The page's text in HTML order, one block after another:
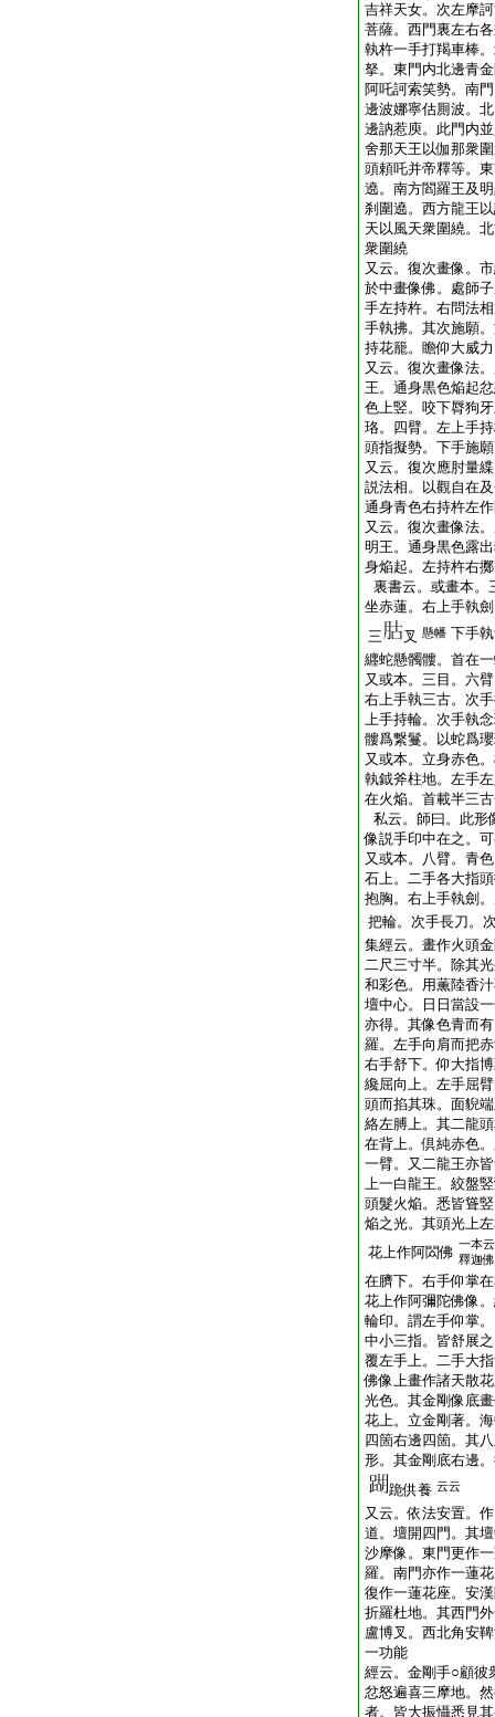
吉祥天女。次左摩
菩薩。西門裏左右
執杵一手打羯車棒
拏。東門内北邊青
阿吒訶索笑勢。南
邊波娜寧估厠波。
邊訥惹庾。此門内
舍那天王以伽那衆
頭頼吒并帝釋等。
遶。南方閻羅王及
刹圍遶。西方龍王
天以風天衆圍繞。
衆圍繞
又云。復次畫像。
於中畫像佛。處師
手左持杵。右問法
手執拂。其次施願
持花籠。瞻仰大威力
又云。復次畫像法
王。通身黒色焔起
色上竪。咬下脣狗
珞。四臂。左上手
頭指擬勢。下手施
又云。復次應肘量
説法相。以觀自在
通身青色右持杵左
又云。復次畫像法
明王。通身黒色露
身焔起。左持杵右
裏書云。或畫本。
坐赤蓮。右上手執
三
叉 懸幡 下手
纒蛇懸髑髏。首在
又或本。三目。六
右上手執三古。次
上手持輪。次手執
髏爲繋鬘。以蛇爲
又或本。立身赤色
執鉞斧柱地。左手
在火焔。首載半三
私云。師曰。此形
像説手印中在之。
又或本。八臂。青
石上。二手各大指
抱胸。右上手執劍
把輪。次手長刀。
集經云。畫作火頭
二尺三寸半。除其
和彩色。用薫陸香
壇中心。日日當設
亦得。其像色青而
羅。左手向肩而把
右手舒下。仰大指
纔屈向上。左手屈
頭而掐其珠。面貎
絡左膊上。其二龍
在背上。倶純赤色
一臂。又二龍王亦
上一白龍王。絞盤
頭髮火焔。悉皆聳
焔之光。其頭光上
花上作阿閦佛 一本云
釋迦佛
在臍下。右手仰掌
花上作阿彌陀佛像
輪印。謂左手仰掌
中小三指。皆舒展
覆左手上。二手大
佛像上畫作諸天散
光色。其金剛像底
花上。立金剛著。
四箇右邊四箇。其
形。其金剛底右邊
跪供養 云云
又云。依法安置。
道。壇開四門。其
沙摩像。東門更作
羅。南門亦作一蓮
復作一蓮花座。安
折羅杜地。其西門
盧博叉。西北角安
一功能
經云。金剛手○顧彼
忿怒遍喜三摩地。
者。皆大振懾悉見